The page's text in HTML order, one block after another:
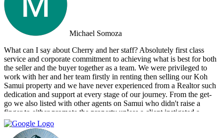
Property. Note: the other two main agencies on the island we had
spoken to from the US and one of them totally blew us off when we
arrived on the island as they had other larger clients there at the time.
We were shocked that we would fly all the way there only to be
turned away and ignored when we arrived. The other agency set us
up with a personal friend who didn’t even work for the agency.
After this dismal experience with the two other agencies, we were
so happy to find Doctor Property.
Michael Somoza
What can I say about Cherry and her staff? Absolutely first class
service and corporate commitment to achieving what is best for both
the seller and the buyer together as a team. We were privileged to
work with her and her team firstly in renting then selling our Koh
Samui property and we have never experienced from a Realtor such
dedication and support at every stage of our journey. From the get-
go we also listed with other agents on Samui who didn't raise a
finger to either promote the property unless a client instigated a
viewing. Dr Property from the start was on our side and we felt part
of a team. They constantly reviewed marketing, photography and